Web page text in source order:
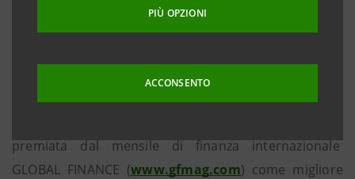
PIÙ OPZIONI
ACCONSENTO
per le attività di custodia con circa 1.000 miliardi di
euro in assets under custody e per il regolamento
dell’interscambio con l’estero con una quota di
premiata dal mensile di finanza internazionale
GLOBAL FINANCE (www.gfmag.com) come migliore